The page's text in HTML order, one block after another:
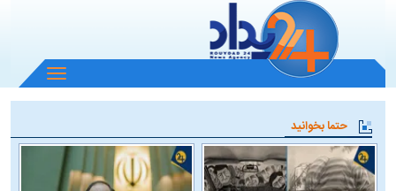
باز
و
منو
حتما بخوانید